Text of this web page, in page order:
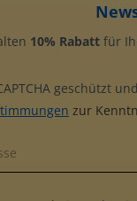
10% Rabatt für
geschützt
zur